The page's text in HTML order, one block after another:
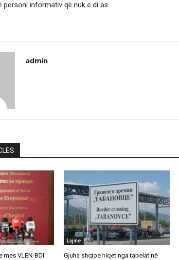
personi informativ që nuk e di as
admin
VLEN-BDI
Lajme
Gjuha shqipe hiqet nga tabelat në